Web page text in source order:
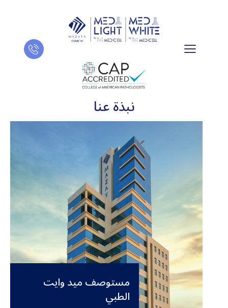
نبذة عنا
مستوصف ميد وايت
الطبي